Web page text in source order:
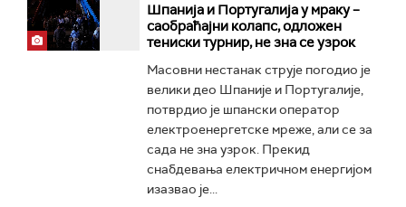
Шпанија и Португалија у мраку –
саобраћајни колапс, одложен
тениски турнир, не зна се узрок
Масовни нестанак струје погодио је
велики део Шпаније и Португалије,
потврдио је шпански оператор
електроенергетске мреже, али се за
сада не зна узрок. Прекид
снабдевања електричном енергијом
изазвао је...